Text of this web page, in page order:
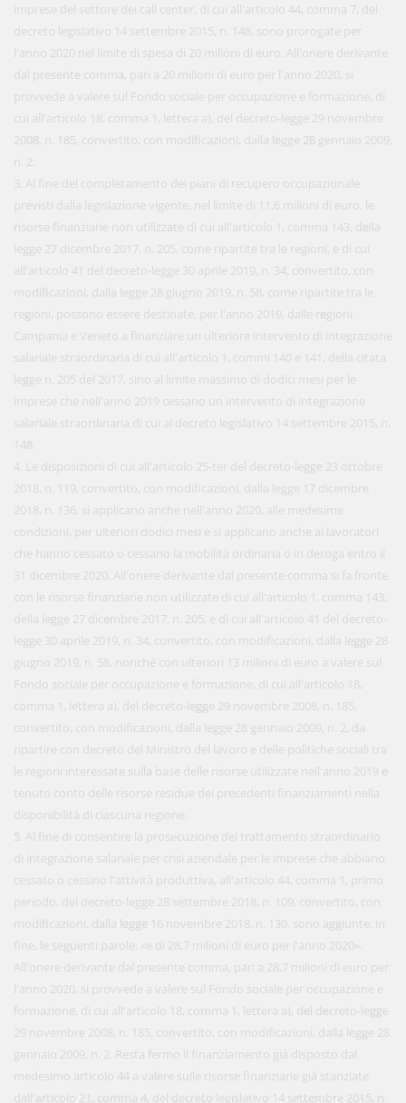
imprese del settore dei call center, di cui all'articolo 44, comma 7, del
decreto legislativo 14 settembre 2015, n. 148, sono prorogate per
l'anno 2020 nel limite di spesa di 20 milioni di euro. All'onere derivante
dal presente comma, pari a 20 milioni di euro per l'anno 2020, si
provvede a valere sul Fondo sociale per occupazione e formazione, di
cui all'articolo 18, comma 1, lettera a), del decreto-legge 29 novembre
2008, n. 185, convertito, con modificazioni, dalla legge 28 gennaio 2009,
n. 2.
3. Al fine del completamento dei piani di recupero occupazionale
previsti dalla legislazione vigente, nel limite di 11,6 milioni di euro, le
risorse finanziarie non utilizzate di cui all'articolo 1, comma 143, della
legge 27 dicembre 2017, n. 205, come ripartite tra le regioni, e di cui
all'articolo 41 del decreto-legge 30 aprile 2019, n. 34, convertito, con
modificazioni, dalla legge 28 giugno 2019, n. 58, come ripartite tra le
regioni, possono essere destinate, per l'anno 2019, dalle regioni
Campania e Veneto a finanziare un ulteriore intervento di integrazione
salariale straordinaria di cui all'articolo 1, commi 140 e 141, della citata
legge n. 205 del 2017, sino al limite massimo di dodici mesi per le
imprese che nell'anno 2019 cessano un intervento di integrazione
salariale straordinaria di cui al decreto legislativo 14 settembre 2015, n.
148.
4. Le disposizioni di cui all'articolo 25-ter del decreto-legge 23 ottobre
2018, n. 119, convertito, con modificazioni, dalla legge 17 dicembre
2018, n. 136, si applicano anche nell'anno 2020, alle medesime
condizioni, per ulteriori dodici mesi e si applicano anche ai lavoratori
che hanno cessato o cessano la mobilità ordinaria o in deroga entro il
31 dicembre 2020. All'onere derivante dal presente comma si fa fronte
con le risorse finanziarie non utilizzate di cui all'articolo 1, comma 143,
della legge 27 dicembre 2017, n. 205, e di cui all'articolo 41 del decreto-
legge 30 aprile 2019, n. 34, convertito, con modificazioni, dalla legge 28
giugno 2019, n. 58, nonché con ulteriori 13 milioni di euro a valere sul
Fondo sociale per occupazione e formazione, di cui all'articolo 18,
comma 1, lettera a), del decreto-legge 29 novembre 2008, n. 185,
convertito, con modificazioni, dalla legge 28 gennaio 2009, n. 2, da
ripartire con decreto del Ministro del lavoro e delle politiche sociali tra
le regioni interessate sulla base delle risorse utilizzate nell'anno 2019 e
tenuto conto delle risorse residue dei precedenti finanziamenti nella
disponibilità di ciascuna regione.
5. Al fine di consentire la prosecuzione del trattamento straordinario
di integrazione salariale per crisi aziendale per le imprese che abbiano
cessato o cessino l'attività produttiva, all'articolo 44, comma 1, primo
periodo, del decreto-legge 28 settembre 2018, n. 109, convertito, con
modificazioni, dalla legge 16 novembre 2018, n. 130, sono aggiunte, in
fine, le seguenti parole: «e di 28,7 milioni di euro per l'anno 2020».
All'onere derivante dal presente comma, pari a 28,7 milioni di euro per
l'anno 2020, si provvede a valere sul Fondo sociale per occupazione e
formazione, di cui all'articolo 18, comma 1, lettera a), del decreto-legge
29 novembre 2008, n. 185, convertito, con modificazioni, dalla legge 28
gennaio 2009, n. 2. Resta fermo il finanziamento già disposto dal
medesimo articolo 44 a valere sulle risorse finanziarie già stanziate
dall'articolo 21, comma 4, del decreto legislativo 14 settembre 2015, n.